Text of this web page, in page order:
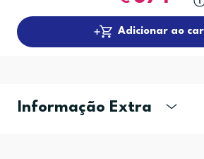
Adicionar ao
Informação Extra